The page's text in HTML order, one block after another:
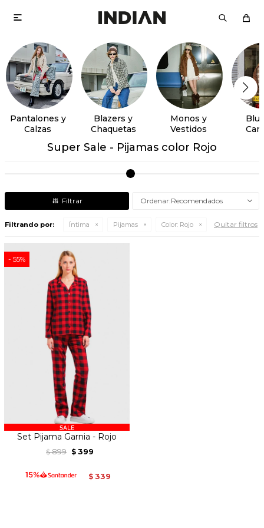

Pantalones y
Calzas
Blazers y
Chaquetas
Monos y
Vestidos
Super Sale - Pijamas color Rojo
Recomendados
Filtrando por: Íntima Pijamas Color: Rojo Quitar filtros
55
Set Pijama Garnia - Rojo
$ 899 $ 399
$ 339